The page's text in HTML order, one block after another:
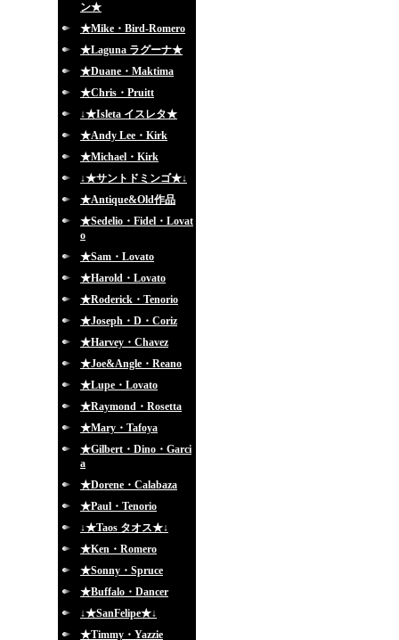
ン★
★Mike・Bird-Romero
★Laguna ラグーナ★
★Duane・Maktima
★Chris・Pruitt
↓★Isleta イスレタ★
★Andy Lee・Kirk
★Michael・Kirk
↓★サントドミンゴ★↓
★Antique&Old作品
★Sedelio・Fidel・Lovat
o
★Sam・Lovato
★Harold・Lovato
★Roderick・Tenorio
★Joseph・D・Coriz
★Harvey・Chavez
★Joe&Angle・Reano
★Lupe・Lovato
★Raymond・Rosetta
★Mary・Tafoya
★Gilbert・Dino・Garci
a
★Dorene・Calabaza
★Paul・Tenorio
↓★Taos タオス★↓
★Ken・Romero
★Sonny・Spruce
★Buffalo・Dancer
↓★SanFelipe★↓
★Timmy・Yazzie